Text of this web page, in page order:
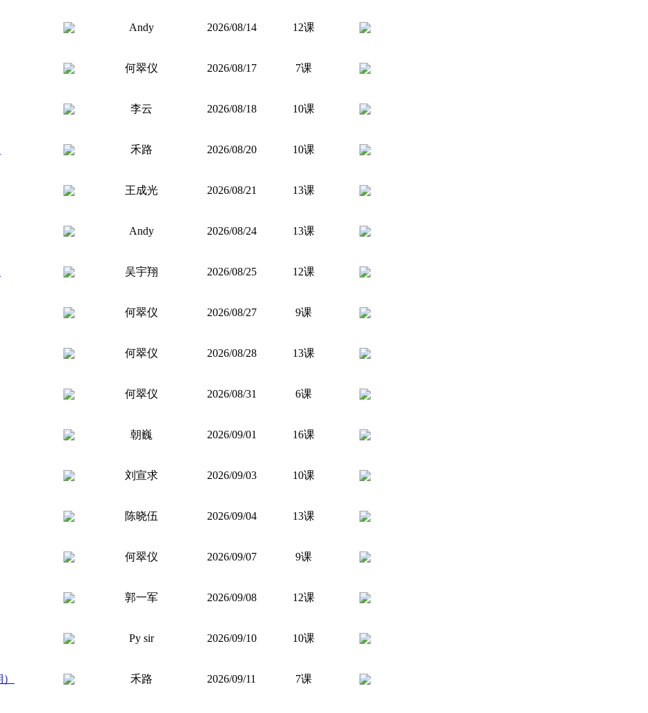
Andy 2026/08/14 12课
何翠仪 2026/08/17 7课
李云 2026/08/18 10课
禾路 2026/08/20 10课
王成光 2026/08/21 13课
Andy 2026/08/24 13课
吴宇翔 2026/08/25 12课
何翠仪 2026/08/27 9课
何翠仪 2026/08/28 13课
何翠仪 2026/08/31 6课
朝巍 2026/09/01 16课
刘宣求 2026/09/03 10课
陈晓伍 2026/09/04 13课
何翠仪 2026/09/07 9课
郭一军 2026/09/08 12课
Py sir 2026/09/10 10课
禾路 2026/09/11 7课